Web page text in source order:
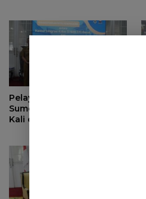
Pelayanan Paspor di MPP
Sumedang Kini Hadir Dua
Kali dalam Sepekan